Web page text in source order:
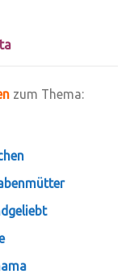
zum Thema: